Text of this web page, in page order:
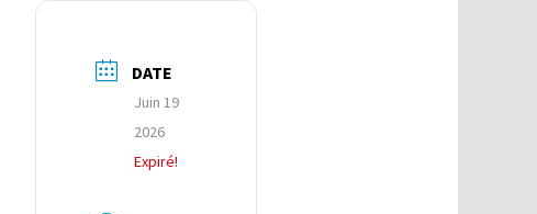
DATE
Juin 19
2026
Expiré!